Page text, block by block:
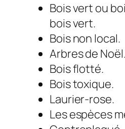
Bois vert ou
bois vert.
Bois non local.
Arbres de Noël.
Bois flotté.
Bois toxique.
Laurier-rose.
Les espèces